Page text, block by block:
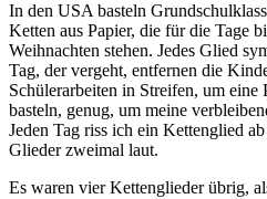
In den USA basteln
Ketten aus Papier, die für die Tage
Weihnachten stehen. Jedes Glied
Tag, der vergeht, entfernen die
Schülerarbeiten in Streifen, um
basteln, genug, um meine
Jeden Tag riss ich ein Kettenglied
Glieder zweimal laut.
Es waren vier Kettenglieder übrig,